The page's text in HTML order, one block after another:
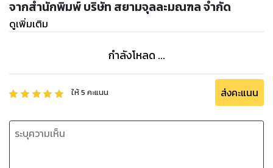
จากสำนักพิมพ์ บริษัท สยามจุลละมณฑล จำกัด
ดูเพิ่มเติม
กำลังโหลด ...
ให้5 คะแนน ส่งคะแนน